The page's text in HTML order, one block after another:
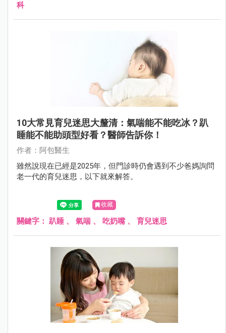
科
10大常見育兒迷思大釐清：氣喘能不能吃冰？趴
睡能不能助頭型好看？醫師告訴你！
作者：阿包醫生
雖然說現在已經是2025年，但門診時仍會遇到不少爸媽詢問
老一代的育兒迷思，以下就來解答。
收藏
關鍵字： 趴睡 、 氣喘、 吃奶嘴、 育兒迷思